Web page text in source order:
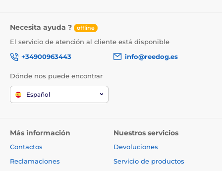
Necesita ayuda ? offline
El servicio de atención al cliente está disponible
+34900963443
info@reedog.es
Dónde nos puede encontrar
Español
Más información
Contactos
Reclamaciones
Nuestros servicios
Devoluciones
Servicio de productos